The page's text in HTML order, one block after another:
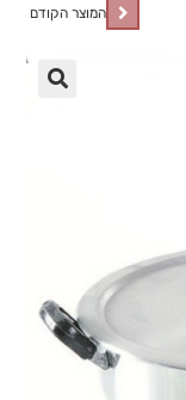
המוצר הקודם